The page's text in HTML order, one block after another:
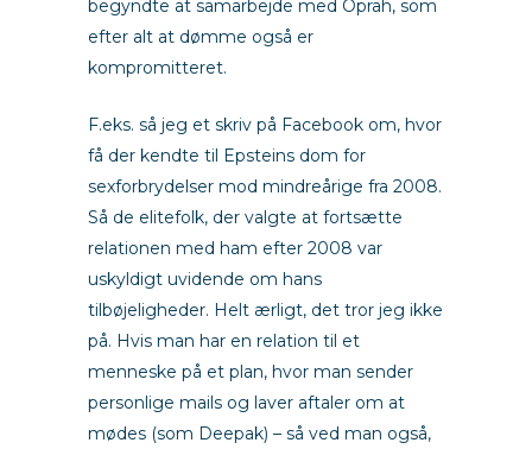
begyndte at samarbejde med Oprah, som
efter alt at dømme også er
kompromitteret.
F.eks. så jeg et skriv på Facebook om, hvor
få der kendte til Epsteins dom for
sexforbrydelser mod mindreårige fra 2008.
Så de elitefolk, der valgte at fortsætte
relationen med ham efter 2008 var
uskyldigt uvidende om hans
tilbøjeligheder. Helt ærligt, det tror jeg ikke
på. Hvis man har en relation til et
menneske på et plan, hvor man sender
personlige mails og laver aftaler om at
mødes (som Deepak) – så ved man også,